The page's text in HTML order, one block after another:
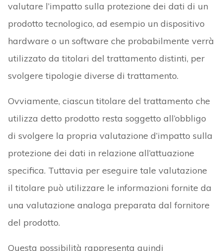
valutare l’impatto sulla protezione dei dati di un
prodotto tecnologico, ad esempio un dispositivo
hardware o un software che probabilmente verrà
utilizzato da titolari del trattamento distinti, per
svolgere tipologie diverse di trattamento.
Ovviamente, ciascun titolare del trattamento che
utilizza detto prodotto resta soggetto all’obbligo
di svolgere la propria valutazione d’impatto sulla
protezione dei dati in relazione all’attuazione
specifica. Tuttavia per eseguire tale valutazione
il titolare può utilizzare le informazioni fornite da
una valutazione analoga preparata dal fornitore
del prodotto.
Questa possibilità rappresenta quindi